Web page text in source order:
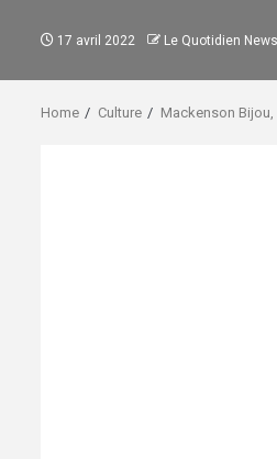
17 avril 2022 Le Quotidien News
Home Culture Mackenson Bijou,